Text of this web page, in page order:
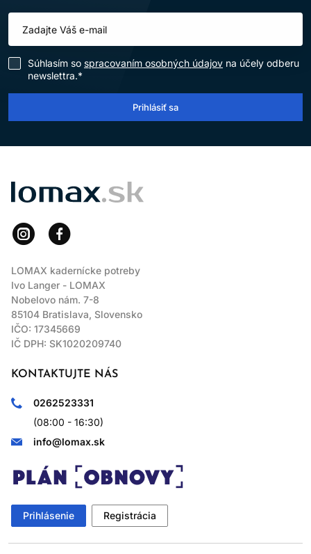
Súhlasím so spracovaním osobných údajov na účely odberu
newslettra.*
Prihlásiť sa
LOMAX
LOMAX kadernícke potreby
Ivo Langer - LOMAX
Nobelovo nám. 7-8
85104 Bratislava, Slovensko
IČO: 17345669
IČ DPH: SK1020209740
KONTAKTUJTE NÁS
0262523331
(08:00 - 16:30)
info@lomax.sk
Prihlásenie Registrácia